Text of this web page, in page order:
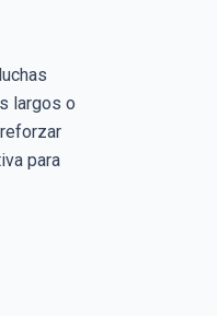
largos o
para